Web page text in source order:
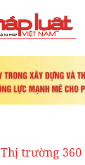
Thị trường 360